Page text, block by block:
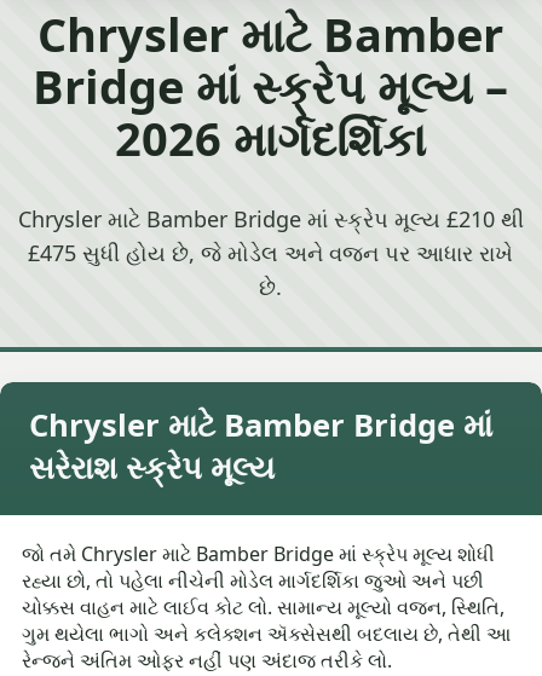
Chrysler માટે Bamber
Bridge માં સ્ક્રેપ મૂલ્ય –
2026 માર્ગદર્શિકા
Chrysler માટે Bamber Bridge માં સ્ક્રેપ મૂલ્ય £210 થી
£475 સુધી હોય છે, જે મોડેલ અને વજન પર આધાર રાખે
છે.
Chrysler માટે Bamber Bridge માં
સરેરાશ સ્ક્રેપ મૂલ્ય
જો તમે Chrysler માટે Bamber Bridge માં સ્ક્રેપ મૂલ્ય શોધી
રહ્યા છો, તો પહેલા નીચેની મોડેલ માર્ગદર્શિકા જુઓ અને પછી
ચોક્કસ વાહન માટે લાઈવ કોટ લો. સામાન્ય મૂલ્યો વજન, સ્થિતિ,
ગુમ થયેલા ભાગો અને કલેક્શન ઍક્સેસથી બદલાય છે, તેથી આ
રેન્જને અંતિમ ઓફર નહીં પણ અંદાજ તરીકે લો.